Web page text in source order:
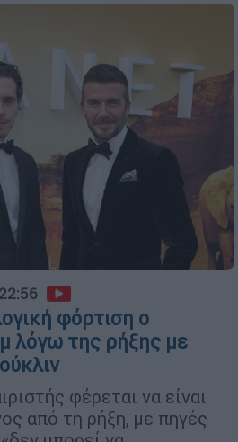
φόρτιση ο
λόγω της ρήξης με
φέρεται να είναι
από τη ρήξη, με πηγές